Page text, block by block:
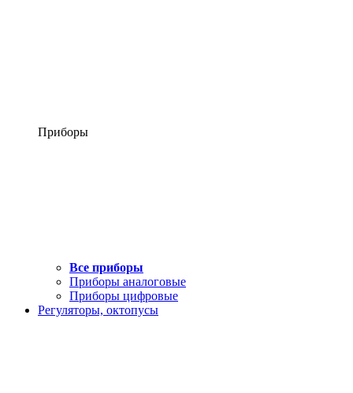
Приборы
Все приборы
Приборы аналоговые
Приборы цифровые
Регуляторы, октопусы